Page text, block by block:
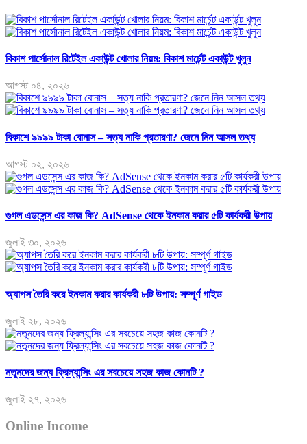
বিকাশ পার্সোনাল রিটেইল একাউন্ট খোলার নিয়ম: বিকাশ মার্চেন্ট একাউন্ট খুলুন
আগস্ট ০৪, ২০২৬
বিকাশে ৯৯৯৯ টাকা বোনাস – সত্য নাকি প্রতারণা? জেনে নিন আসল তথ্য
আগস্ট ০২, ২০২৬
গুগল এডসেন্স এর কাজ কি? AdSense থেকে ইনকাম করার ৫টি কার্যকরী উপায়
জুলাই ৩০, ২০২৬
অ্যাপস তৈরি করে ইনকাম করার কার্যকরী ৮টি উপায়: সম্পূর্ণ গাইড
জুলাই ২৮, ২০২৬
নতুনদের জন্য ফ্রিল্যান্সিং এর সবচেয়ে সহজ কাজ কোনটি ?
জুলাই ২৭, ২০২৬
Online Income